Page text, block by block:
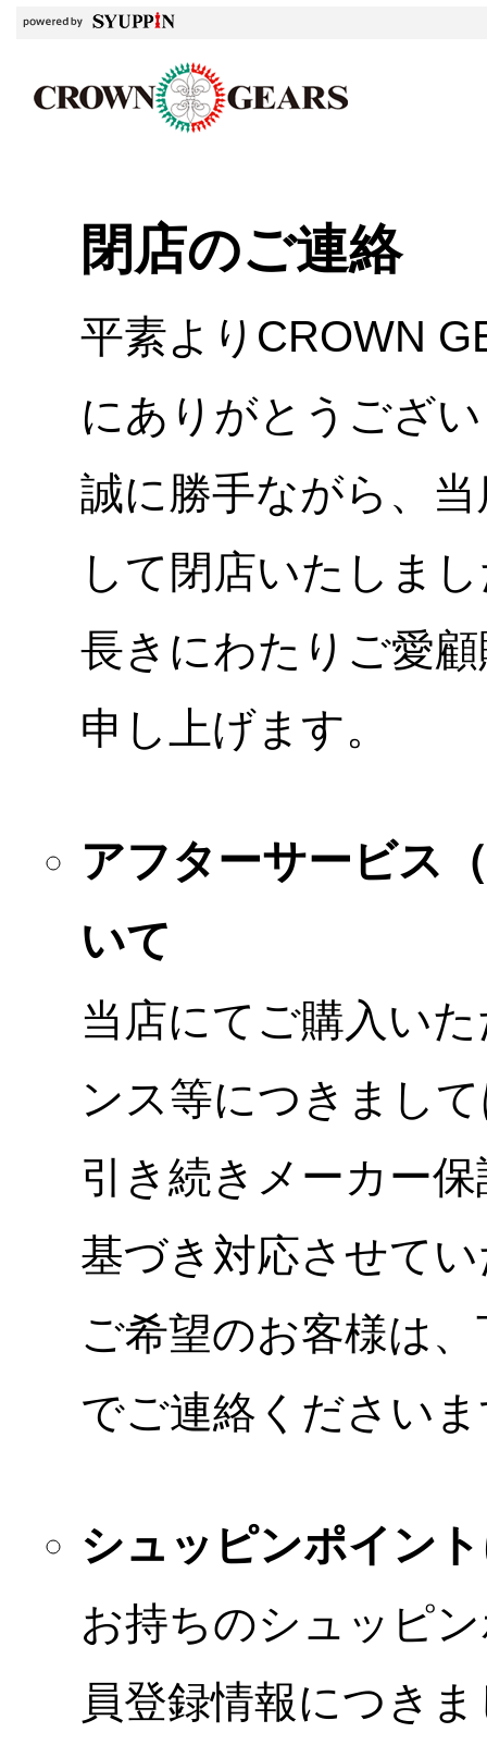
閉店のご連絡
平素よりCROWN
にありがとうござ
誠に勝手ながら、
して閉店いたしま
長きにわたりご愛
申し上げます。
アフターサービス
いて
当店にてご購入い
ンス等につきまし
引き続きメーカー
基づき対応させて
ご希望のお客様は
でご連絡ください
シュッピンポイン
お持ちのシュッピ
員登録情報につき